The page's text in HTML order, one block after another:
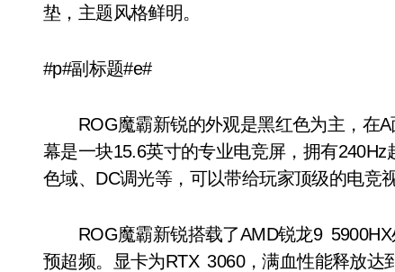
垫，主题风格鲜明。
#p#副标题#e#
ROG魔霸新锐的外观是黑红色为主，在A
幕是一块15.6英寸的专业电竞屏，拥有
色域、DC调光等，可以带给玩家顶级的电竞
ROG魔霸新锐搭载了AMD锐龙9 5900HX
预超频。显卡为RTX 3060，满血性能释放